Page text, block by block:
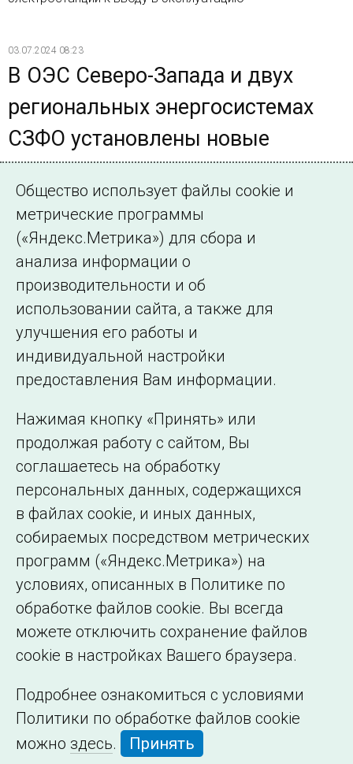
03.07.2024 08:23
В ОЭС Северо-Запада и двух
региональных энергосистемах
СЗФО установлены новые
значения летнего максимума
потребления мощности
Основной причиной роста потребления на фоне высоких
температур наружного воздуха является увеличение
потребления населением, мелкомоторной нагрузкой и
прочими потребителями
©2005–2026 АО «СО ЕЭС»
Филиалы и
представительства
образовательной
организации
Общество использует файлы cookie и
метрические программы
(«Яндекс.Метрика») для сбора и
анализа информации о
производительности и об
использовании сайта, а также для
улучшения его работы и
индивидуальной настройки
предоставления Вам информации.
Нажимая кнопку «Принять» или
продолжая работу с сайтом, Вы
соглашаетесь на обработку
персональных данных, содержащихся
в файлах cookie, и иных данных,
собираемых посредством метрических
программ («Яндекс.Метрика») на
условиях, описанных в Политике по
обработке файлов cookie. Вы всегда
можете отключить сохранение файлов
cookie в настройках Вашего браузера.
Подробнее ознакомиться с условиями
Политики по обработке файлов cookie
можно здесь. Принять